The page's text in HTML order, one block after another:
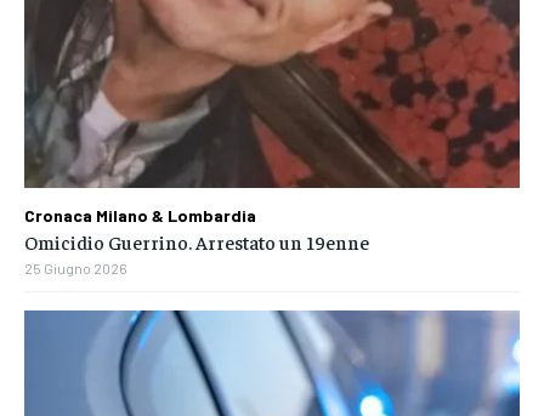
Cronaca Milano & Lombardia
Omicidio Guerrino. Arrestato un 19enne
25 Giugno 2026